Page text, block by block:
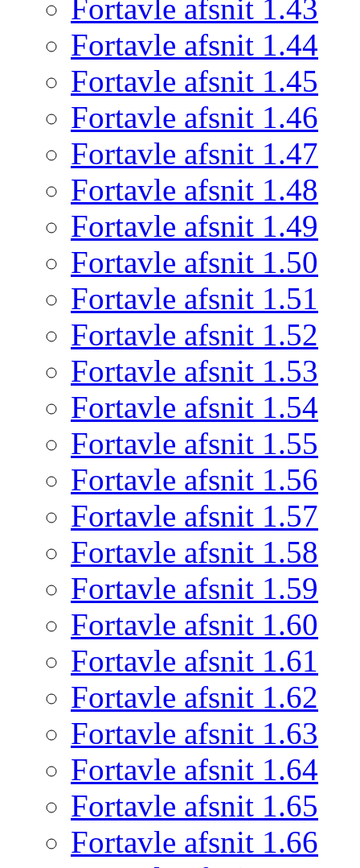
Fortavle afsnit 1.43
Fortavle afsnit 1.44
Fortavle afsnit 1.45
Fortavle afsnit 1.46
Fortavle afsnit 1.47
Fortavle afsnit 1.48
Fortavle afsnit 1.49
Fortavle afsnit 1.50
Fortavle afsnit 1.51
Fortavle afsnit 1.52
Fortavle afsnit 1.53
Fortavle afsnit 1.54
Fortavle afsnit 1.55
Fortavle afsnit 1.56
Fortavle afsnit 1.57
Fortavle afsnit 1.58
Fortavle afsnit 1.59
Fortavle afsnit 1.60
Fortavle afsnit 1.61
Fortavle afsnit 1.62
Fortavle afsnit 1.63
Fortavle afsnit 1.64
Fortavle afsnit 1.65
Fortavle afsnit 1.66